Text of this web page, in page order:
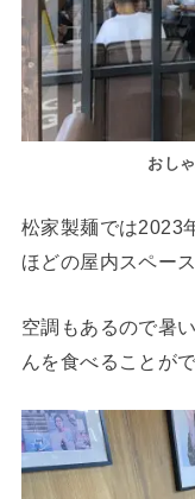
おし
松家製麺では2023
ほどの屋内スペース
空調もあるので暑
んを食べることが